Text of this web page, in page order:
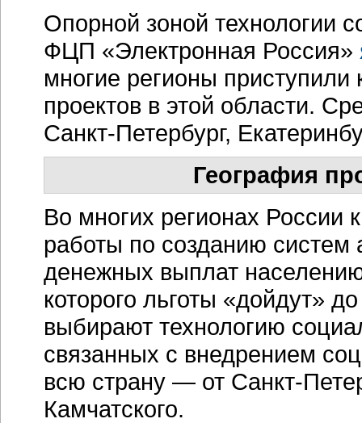
Опорной зоной технологии
ФЦП «Электронная Россия»
многие регионы
проектов в этой области.
Санкт-Петербург,
География
Во многих регионах России
работы по созданию систем
денежных выплат
которого льготы «дойдут»
выбирают технологию
связанных с внедрением
всю страну — от Санкт-
Камчатского.